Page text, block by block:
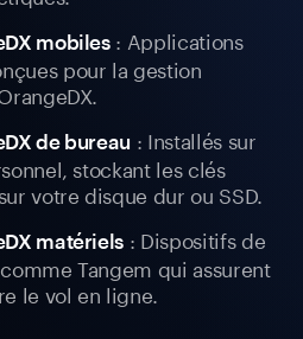
mobiles: Applications
pour la gestion
de bureau : Installés sur
stockant les clés
votre disque dur ou SSD.
matériels : Dispositifs de
Tangem qui assurent
le vol en ligne.